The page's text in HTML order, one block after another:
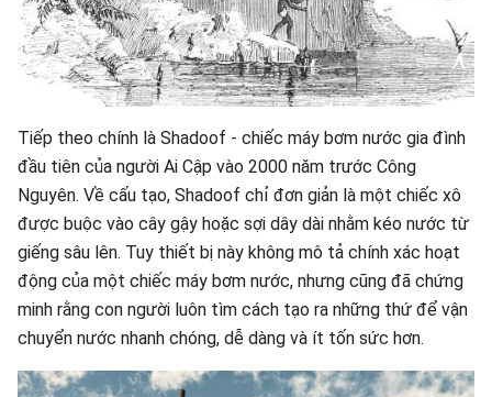
Tiếp theo chính là Shadoof - chiếc máy bơm nước gia đình
đầu tiên của người Ai Cập vào 2000 năm trước Công
Nguyên. Về cấu tạo, Shadoof chỉ đơn giản là một chiếc xô
được buộc vào cây gậy hoặc sợi dây dài nhằm kéo nước từ
giếng sâu lên. Tuy thiết bị này không mô tả chính xác hoạt
động của một chiếc máy bơm nước, nhưng cũng đã chứng
minh rằng con người luôn tìm cách tạo ra những thứ để vận
chuyển nước nhanh chóng, dễ dàng và ít tốn sức hơn.